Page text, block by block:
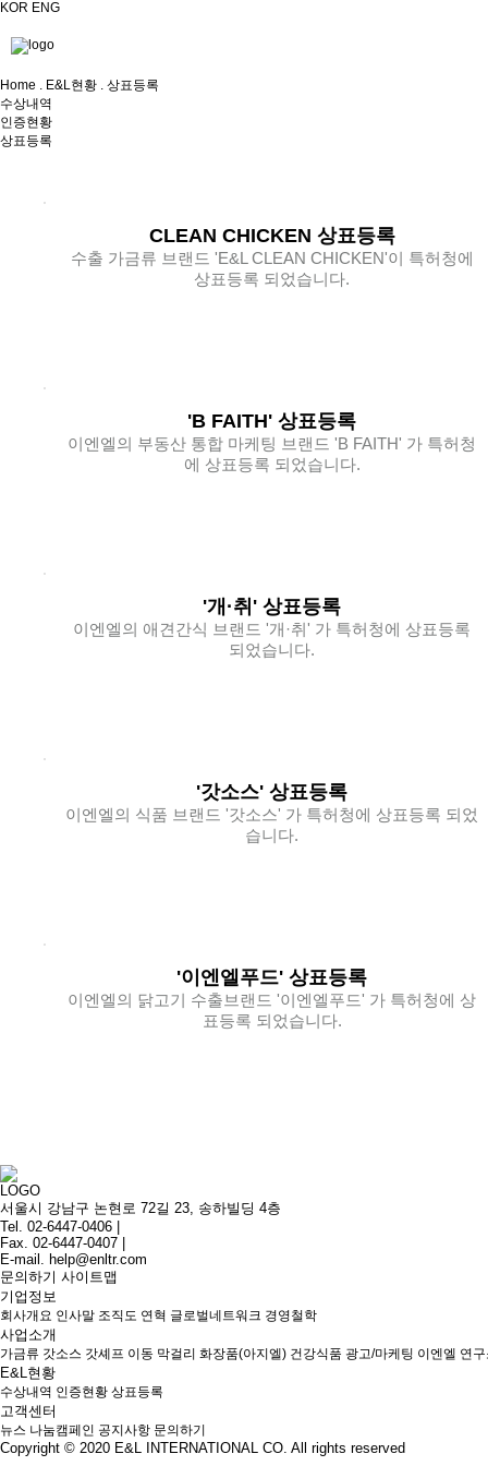
KOR ENG
Home . E&L현황 . 상표등록
수상내역
인증현황
상표등록
CLEAN CHICKEN 상표등록
수출 가금류 브랜드 'E&L CLEAN CHICKEN'이 특허청에
상표등록 되었습니다.
'B FAITH' 상표등록
이엔엘의 부동산 통합 마케팅 브랜드 'B FAITH' 가 특허청
에 상표등록 되었습니다.
'개·취' 상표등록
이엔엘의 애견간식 브랜드 '개·취' 가 특허청에 상표등록
되었습니다.
'갓소스' 상표등록
이엔엘의 식품 브랜드 '갓소스' 가 특허청에 상표등록 되었
습니다.
'이엔엘푸드' 상표등록
이엔엘의 닭고기 수출브랜드 '이엔엘푸드' 가 특허청에 상
표등록 되었습니다.
서울시 강남구 논현로 72길 23, 송하빌딩 4층
Tel. 02-6447-0406 |
Fax. 02-6447-0407 |
E-mail. help@enltr.com
문의하기 사이트맵
기업정보
회사개요 인사말 조직도 연혁 글로벌네트워크 경영철학
사업소개
가금류 갓소스 갓셰프 이동 막걸리 화장품(아지엘) 건강식품 광고/마케팅 이엔엘 연
E&L현황
수상내역 인증현황 상표등록
고객센터
뉴스 나눔캠페인 공지사항 문의하기
Copyright © 2020 E&L INTERNATIONAL CO. All rights reserved